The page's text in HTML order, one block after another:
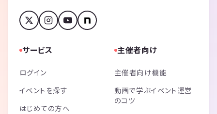
サービス
ログイン
イベントを探す
はじめての方へ
主催者向け
主催者向け機能
動画で学ぶイベント運営
のコツ